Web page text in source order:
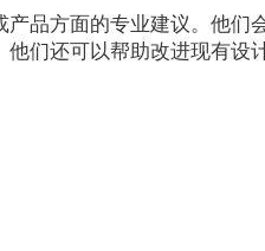
品方面的专业建议。他们
他们还可以帮助改进现有设